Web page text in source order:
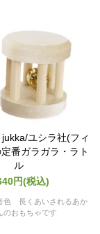
ユシラ社(フィ
番ガラガラ・ラト
ル
円(税込)
色 長くあいされるあか
のおもちゃです